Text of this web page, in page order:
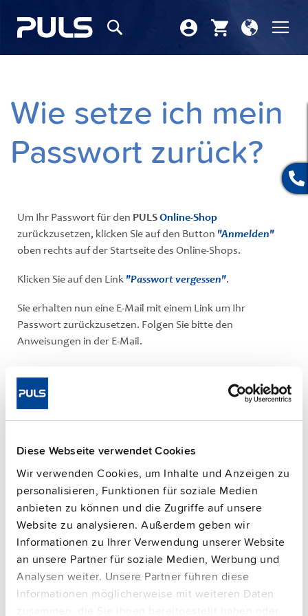
Diese Webseite verwendet Cookies
Wir verwenden Cookies, um Inhalte und Anzeigen zu
personalisieren, Funktionen für soziale Medien
anbieten zu können und die Zugriffe auf unsere
Website zu analysieren. Außerdem geben wir
Informationen zu Ihrer Verwendung unserer Website
an unsere Partner für soziale Medien, Werbung und
Analysen weiter. Unsere Partner führen diese
Informationen möglicherweise mit weiteren Daten
Store
wählen
Wie setze ich mein
Passwort zurück?
Um Ihr Passwort für den PULSOnline-Shop
zurückzusetzen, klicken Sie auf den Button "Anmelden"
oben rechts auf der Startseite des Online-Shops.
Klicken Sie auf den Link "Passwort vergessen".
Sie erhalten nun eine E-Mail mit einem Link um Ihr
Passwort zurückzusetzen. Folgen Sie bitte den
Anweisungen in der E-Mail.
Kategorien:
Online-Shop